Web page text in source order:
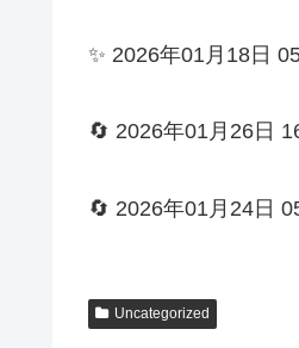
✨ 2026年01月18日
🔄 2026年01月26日
🔄 2026年01月24日
Uncategorized